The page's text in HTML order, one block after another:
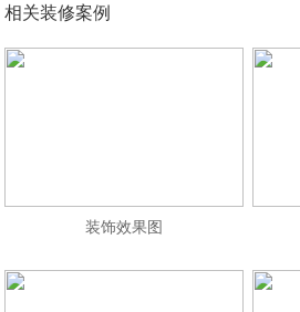
相关装修案例
装饰效果图